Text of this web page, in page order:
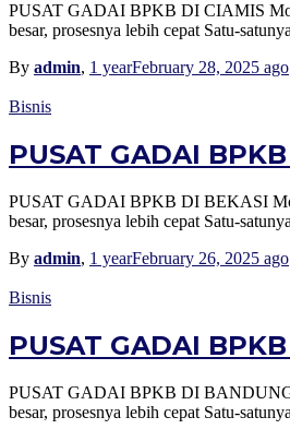
PUSAT GADAI BPKB DI CIAMIS
besar, prosesnya lebih cepat Satu-
By admin, 1 yearFebruary 28, 2025 ago
Bisnis
PUSAT GADAI
PUSAT GADAI BPKB DI BEKASI
besar, prosesnya lebih cepat Satu-
By admin, 1 yearFebruary 26, 2025 ago
Bisnis
PUSAT GADAI
PUSAT GADAI BPKB DI BANDUNG
besar, prosesnya lebih cepat Satu-